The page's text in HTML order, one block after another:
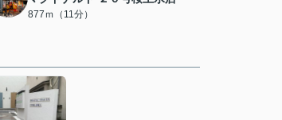
877ｍ（11分）